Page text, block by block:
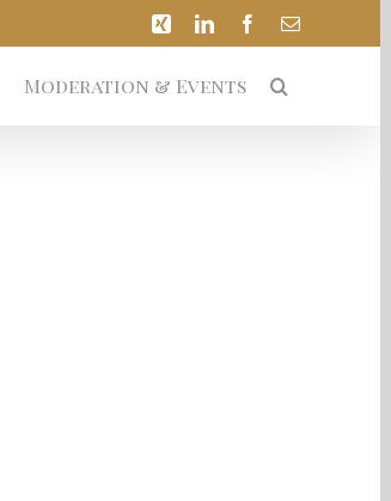
Xing LinkedInFacebook
E-
Moderation & Events